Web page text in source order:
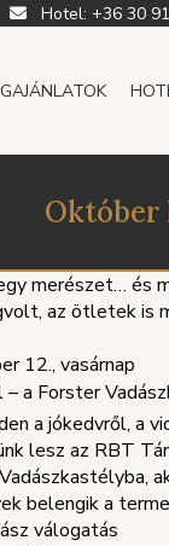
Hotel: +36 30
Október
merészet… és
az ötletek is
12., vasárnap
a Forster
a jókedvről, a
lesz az RBT
belengik a
válogatás